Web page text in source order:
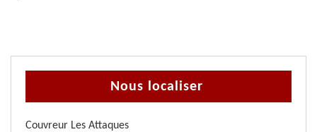
Nous localiser
Couvreur Les Attaques